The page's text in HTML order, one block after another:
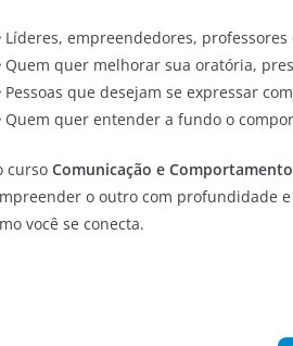
Líderes, empreendedores,
Quem quer melhorar sua oratória,
que desejam se expressar
Quem quer entender a fundo o
curso Comunicação e
o outro com profundidade
você se conecta.